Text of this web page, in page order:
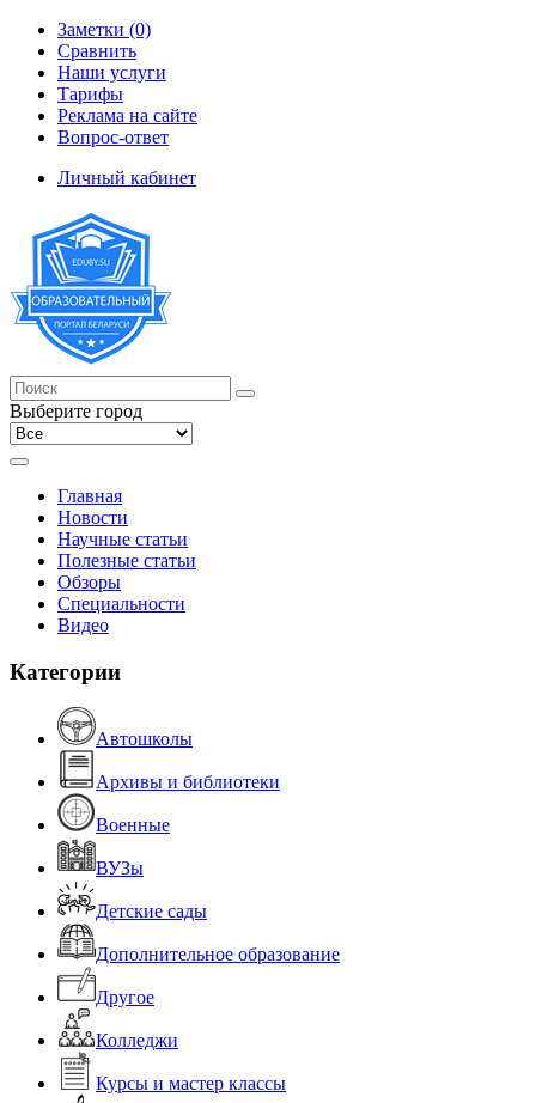
Заметки (0)
Сравнить
Наши услуги
Тарифы
Реклама на сайте
Вопрос-ответ
Личный кабинет
Выберите город
Главная
Новости
Научные статьи
Полезные статьи
Обзоры
Специальности
Видео
Категории
Автошколы
Архивы и библиотеки
Военные
ВУЗы
Детские сады
Дополнительное образование
Другое
Колледжи
Курсы и мастер классы